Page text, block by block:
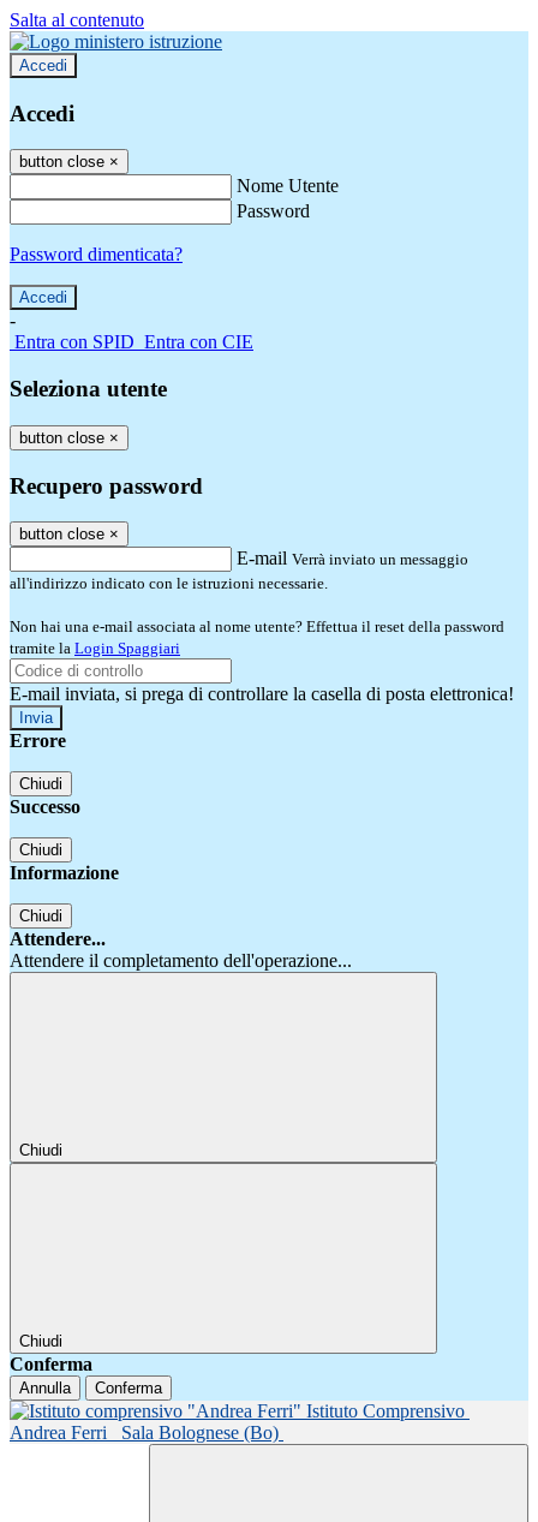
Salta al contenuto
Accedi
Accedi
button close ×
Nome Utente
Password
Password dimenticata?
-
Entra con SPID Entra con CIE
Seleziona utente
button close ×
Recupero password
button close ×
E-mail Verrà inviato un messaggio
all'indirizzo indicato con le istruzioni necessarie.
Non hai una e-mail associata al nome utente? Effettua il reset della password
tramite la Login Spaggiari
E-mail inviata, si prega di controllare la casella di posta elettronica!
Errore
Chiudi
Successo
Chiudi
Informazione
Chiudi
Attendere...
Attendere il completamento dell'operazione...
Chiudi
Chiudi
Conferma
Annulla Conferma
Istituto Comprensivo
Andrea Ferri
Sala Bolognese (Bo)